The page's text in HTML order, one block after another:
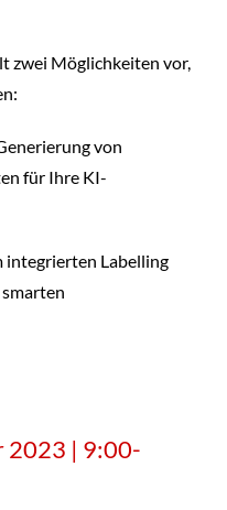
zwei Möglichkeiten vor,
von
für Ihre KI-
integrierten Labelling
2023 | 9:00-